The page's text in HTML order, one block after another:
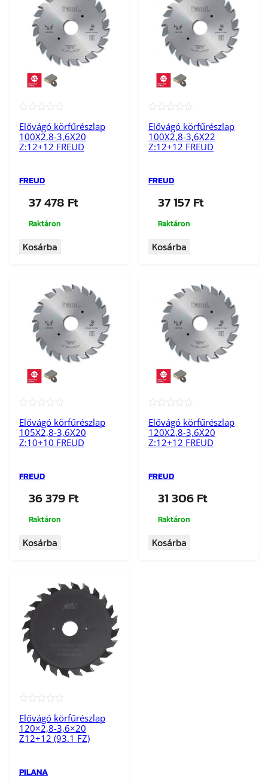
Elővágó körfűrészlap
100X2,8-3,6X20
Z:12+12 FREUD
FREUD
37 478 Ft
Raktáron
Kosárba
Elővágó körfűrészlap
100X2,8-3,6X22
Z:12+12 FREUD
FREUD
37 157Ft
Raktáron
Kosárba
Elővágó körfűrészlap
105X2,8-3,6X20
Z:10+10 FREUD
FREUD
36 379Ft
Raktáron
Kosárba
Elővágó körfűrészlap
120X2,8-3,6X20
Z:12+12 FREUD
FREUD
31 306Ft
Raktáron
Kosárba
Elővágó körfűrészlap
120×2,8-3,6×20
Z12+12 (93.1 FZ)
PILANA